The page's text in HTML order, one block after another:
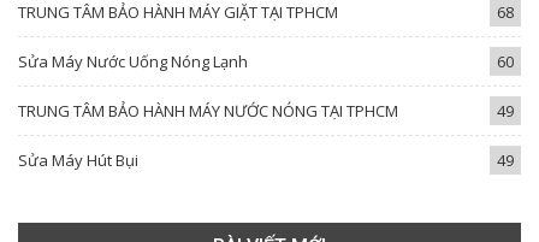
TRUNG TÂM BẢO HÀNH MÁY GIẶT TẠI TPHCM 68
Sửa Máy Nước Uống Nóng Lạnh 60
TRUNG TÂM BẢO HÀNH MÁY NƯỚC NÓNG TẠI TPHCM 49
Sửa Máy Hút Bụi 49